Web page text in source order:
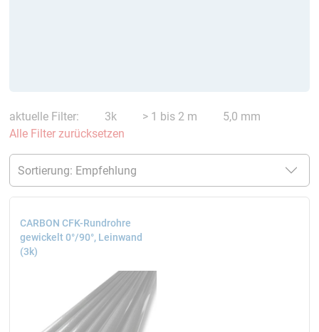
aktuelle Filter: 3k > 1 bis 2 m
5,0 mm
Alle Filter zurücksetzen
CARBON CFK-Rundrohre
gewickelt 0°/90°, Leinwand
(3k)